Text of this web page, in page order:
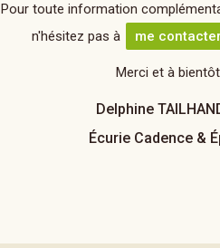
Pour toute information
n'hésitez pas à
me contacter
Merci et à
Delphine
Écurie Cadence &